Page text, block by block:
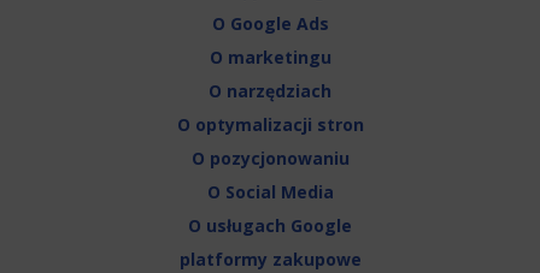
O Google Ads
O marketingu
O narzędziach
O optymalizacji stron
O pozycjonowaniu
O Social Media
O usługach Google
platformy zakupowe